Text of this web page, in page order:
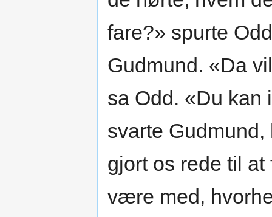
fare?» spurte
Gudmund. «Da
sa Odd. «Du kan
svarte
gjort os rede til
være med,